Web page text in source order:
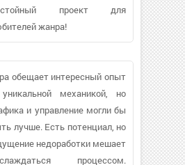
проект для
жанра!
обещает интересный опыт
механикой, но
и управление могли бы
лучше. Есть потенциал, но
недоработки мешает
процессом.